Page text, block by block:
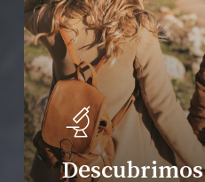
Descubrimos